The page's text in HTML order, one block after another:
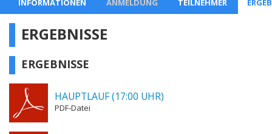
INFORMATIONEN ANMELDUNG TEILNEHMER
ERGEBNISSE
ERGEBNISSE
HAUPTLAUF (17:00 UHR)
PDF-Datei